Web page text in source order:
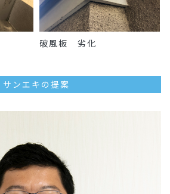
破風板 劣化
サンエキの提案